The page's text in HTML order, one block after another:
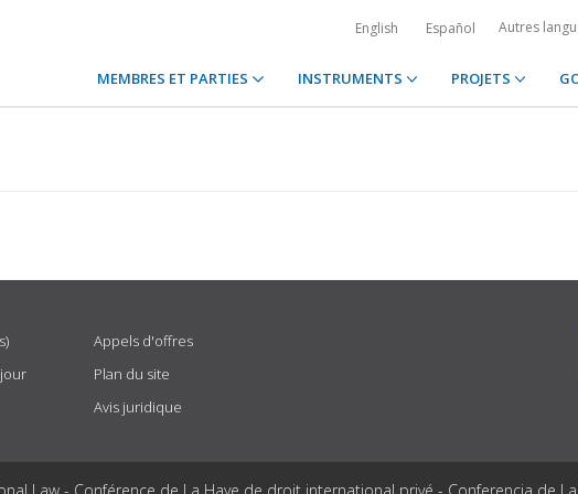
English Español Autres
MEMBRES ET PARTIES INSTRUMENTS PROJETS
Appels d'offres
Plan du site
Avis juridique